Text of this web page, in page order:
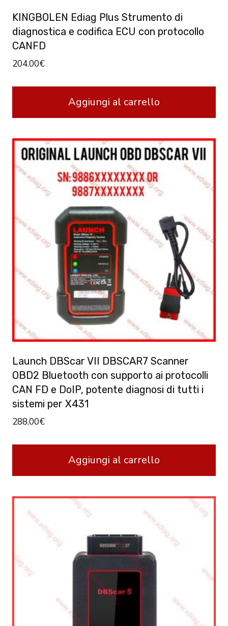
KINGBOLEN Ediag Plus Strumento di
diagnostica e codifica ECU con protocollo
CANFD
204.00€
Aggiungi al carrello
Launch DBScar VII DBSCAR7 Scanner
OBD2 Bluetooth con supporto ai protocolli
CAN FD e DoIP, potente diagnosi di tutti i
sistemi per X431
288.00€
Aggiungi al carrello